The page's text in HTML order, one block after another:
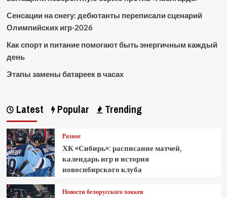
Сенсации на снегу: дебютанты переписали сценарий
Олимпийских игр-2026
Как спорт и питание помогают быть энергичным каждый
день
Этапы замены батареек в часах
Latest Popular Trending
Разное
ХК «Сибирь»: расписание матчей,
календарь игр и история
новосибирского клуба
Новости белорусского хоккея